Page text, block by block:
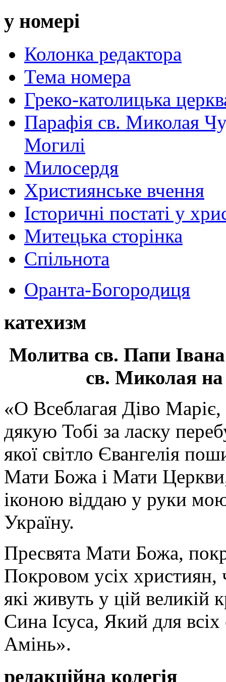
у номері
Колонка редактора
Тема номера
Греко-католицька
Парафія св. Миколая
Могилі
Милосердя
Християнське вчення
Історичні постаті у
Митецька сторінка
Спільнота
Оранта-Богородиця
катехизм
Молитва св. Папи
св. Миколая на
«О Всеблагая Діво
дякую Тобі за ласку
якої світло Євангелія
Мати Божа і Мати
іконою віддаю у руки
Україну.
Пресвята Мати Божа,
Покровом усіх християн,
які живуть у цій великій
Сина Ісуса, Який для
Амінь».
редакційна колегія